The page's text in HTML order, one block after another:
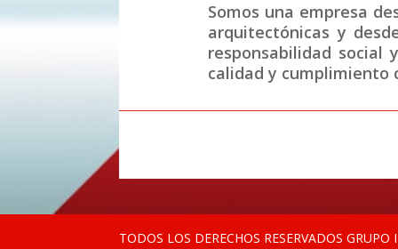
Somos una empresa
arquitectónicas y
responsabilidad social
calidad y cumplimiento
TODOS LOS DERECHOS RESERVADOS